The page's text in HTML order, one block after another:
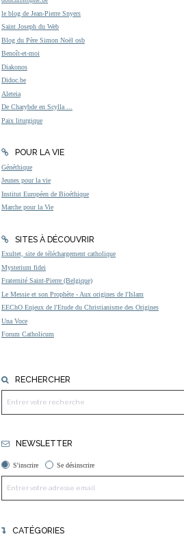
le blog de Jean-Pierre Snyers
Saint Joseph du Web
Blog du Père Simon Noël osb
Benoît-et-moi
Diakonos
Didoc.be
Aleteia
De Charybde en Scylla ...
Paix liturgique
POUR LA VIE
Généthique
Jeunes pour la vie
Institut Européen de Bioéthique
Marche pour la Vie
SITES À DÉCOUVRIR
Exultet, site de téléchargement catholique
Mysterium fidei
Fraternité Saint-Pierre (Belgique)
Le Messie et son Prophète - Aux origines de l'Islam
EEChO Enjeux de l'Etude du Christianisme des Origines
Una Voce
Forum Catholicum
RECHERCHER
NEWSLETTER
S'inscrire Se désinscrire
CATÉGORIES